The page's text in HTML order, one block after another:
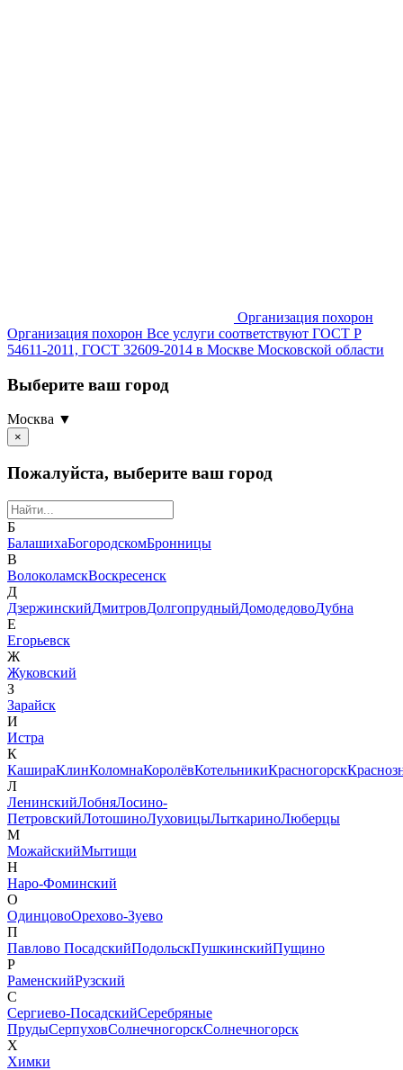
Организация похорон
Организация похорон Все услуги соответствуют ГОСТ Р
54611-2011, ГОСТ 32609-2014 в Москве Московской области
Выберите ваш город
Москва ▼
×
Пожалуйста, выберите ваш город
Б
БалашихаБогородскомБронницы
В
ВолоколамскВоскресенск
Д
ДзержинскийДмитровДолгопрудныйДомодедовоДубна
Е
Егорьевск
Ж
Жуковский
З
Зарайск
И
Истра
К
КашираКлинКоломнаКоролёвКотельникиКрасногорск
Л
ЛенинскийЛобняЛосино-
ПетровскийЛотошиноЛуховицыЛыткариноЛюберцы
М
МожайскийМытищи
Н
Наро-Фоминский
О
ОдинцовоОрехово-Зуево
П
Павлово ПосадскийПодольскПушкинскийПущино
Р
РаменскийРузский
С
Сергиево-ПосадскийСеребряные
ПрудыСерпуховСолнечногорскСолнечногорск
Х
Химки